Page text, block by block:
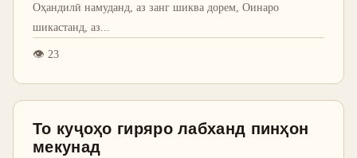
Оҳандилӣ намуданд, аз занг шиква дорем, Оинаро
шикастанд, аз
👁 23
То куҷоҳо гиряро лабханд пинҳон
мекунад